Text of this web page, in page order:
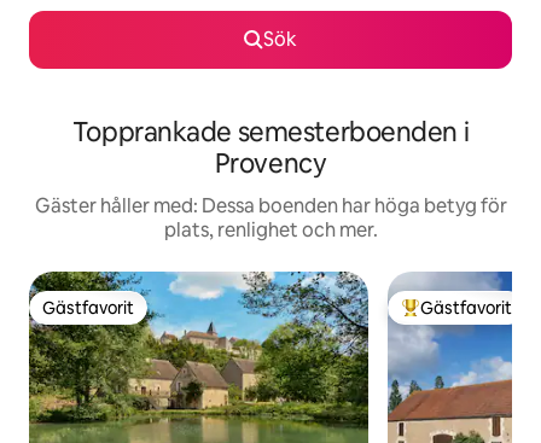
Sök
Topprankade semesterboenden i
Provency
Gäster håller med: Dessa boenden har höga betyg för
plats, renlighet och mer.
Gästfavorit
Gästfavorit Populär
Gästfavorit